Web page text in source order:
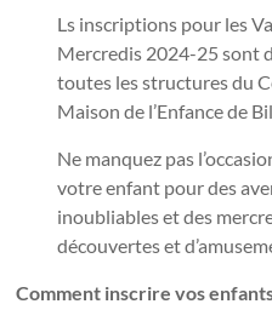
Ls inscriptions pour les
Mercredis 2024-25 sont
toutes les structures du
Maison de l’Enfance de
Ne manquez pas
votre enfant pour des
inoubliables et des
découvertes et
Comment inscrire vos